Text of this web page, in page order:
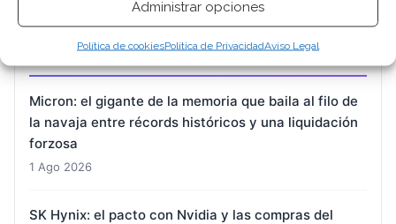
Administrar opciones
Política de cookiesPolítica de PrivacidadAviso Legal
ARTÍCULOS RECIENTES
Micron: el gigante de la memoria que baila al filo de
la navaja entre récords históricos y una liquidación
forzosa
1 Ago 2026
SK Hynix: el pacto con Nvidia y las compras del